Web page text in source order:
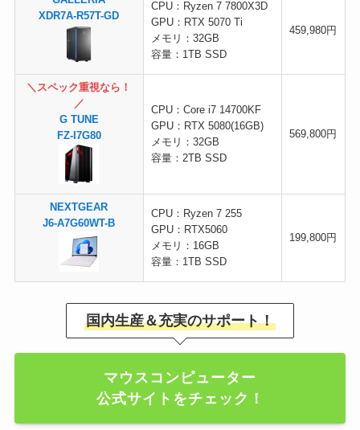
XDR7A-R57T-GD
CPU：Ryzen 7 7800X3D
GPU：RTX 5070 Ti
メモリ：32GB
容量：1TB SSD
459,980円
＼スペック重視なら！
／
G TUNE
FZ-I7G80
CPU：Core i7 14700KF
GPU：RTX 5080(16GB)
メモリ：32GB
容量：2TB SSD
569,800円
NEXTGEAR
J6-A7G60WT-B
CPU：Ryzen 7 255
GPU：RTX5060
メモリ：16GB
容量：1TB SSD
199,800円
国内生産＆充実のサポート！
マウスコンピューター
公式サイトをチェック！